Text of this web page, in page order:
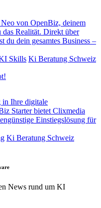
von OpenBiz, deinem
Realität. Direkt über
du dein gesamtes Business –
Skills Ki Beratung Schweiz
in Ihre digitale
Starter bietet Clixmedia
Einstiegslösung für
Ki Beratung Schweiz
News rund um KI